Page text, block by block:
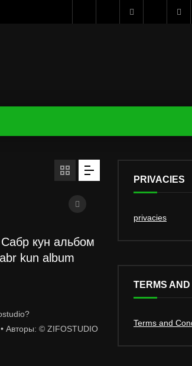
кун альбом
kun album
Авторы: © ZIFOSTUDIO
PRIVACIES
privacies
TERMS
Terms and